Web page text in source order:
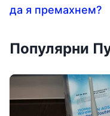
да я премахнем?
Популярни